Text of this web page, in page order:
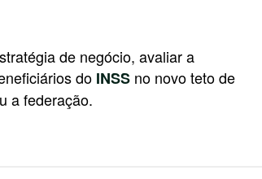
de negócio, avaliar a
do INSS no novo teto de
a federação.